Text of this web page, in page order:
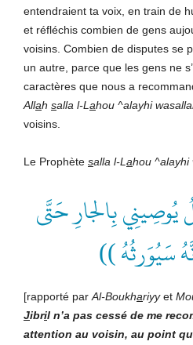
entendraient ta voix, en train de
et réfléchis combien de gens
voisins. Combien de disputes se
un autre, parce que les gens ne
caractères que nous a
Allah salla l-L ahou ^alayhi
voisins.
Le Prophète salla l-L ahou ^alayhi
بِالجارِ حَتَّى
سَيُوَرثُهُ ))
[rapporté par Al-Boukhariyyet
Jibril n’a pas cessé de me
attention au voisin, au point